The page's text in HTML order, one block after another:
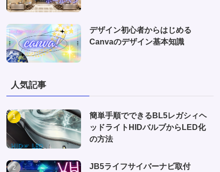
デザイン初心者からはじめる
Canvaのデザイン基本知識
人気記事
簡単手順でできるBL5レガシィヘ
ッドライトHIDバルブからLED化
の方法
JB5ライフサイバーナビ取付